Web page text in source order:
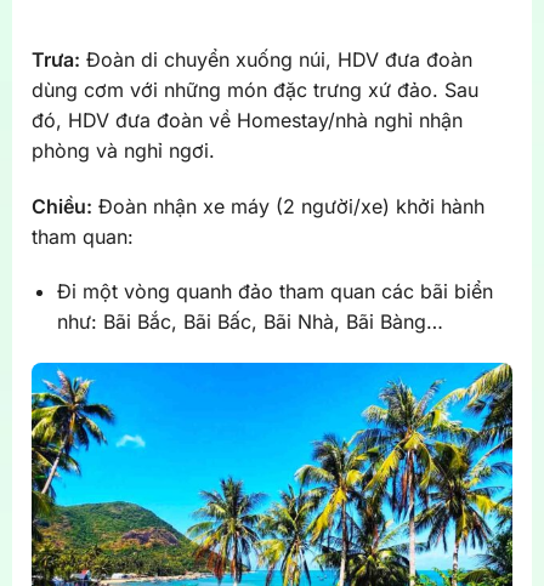
Trưa: Đoàn di chuyển xuống núi, HDV đưa đoàn
dùng cơm với những món đặc trưng xứ đảo. Sau
đó, HDV đưa đoàn về Homestay/nhà nghỉ nhận
phòng và nghỉ ngơi.
Chiều: Đoàn nhận xe máy (2 người/xe) khởi hành
tham quan:
Đi một vòng quanh đảo tham quan các bãi biển
như: Bãi Bắc, Bãi Bấc, Bãi Nhà, Bãi Bàng…